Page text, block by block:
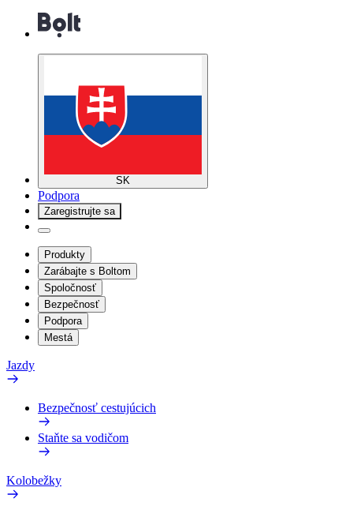
SK
Podpora
Zaregistrujte sa
Produkty
Zarábajte s Boltom
Spoločnosť
Bezpečnosť
Podpora
Mestá
Jazdy
Bezpečnosť cestujúcich
Staňte sa vodičom
Kolobežky